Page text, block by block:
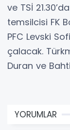
ve TSİ
temsilcisi FK
PFC Levski
çalacak.
Duran ve
YORUMLAR